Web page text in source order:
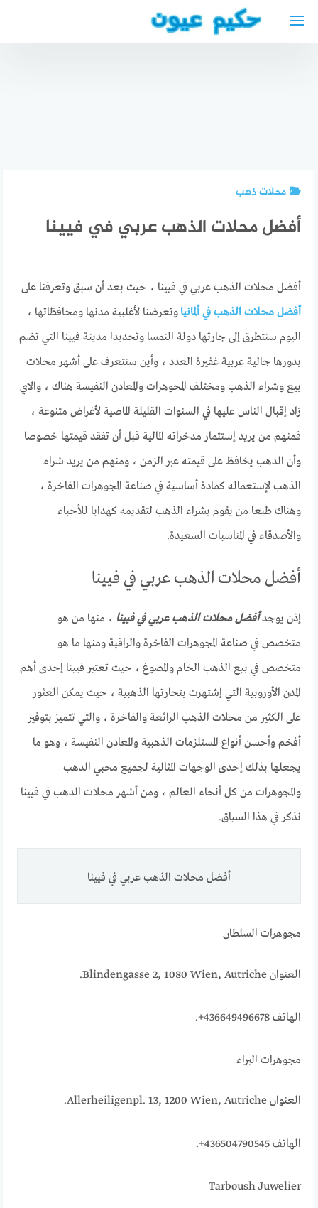
محلات ذهب
أفضل محلات الذهب عربي في فيينا
أفضل محلات الذهب عربي في فيينا ، حيث بعد أن سبق وتعرفنا على
أفضل محلات الذهب في ألمانياوتعرضنا لأغلبية مدنها ومحافظاتها ،
اليوم سنتطرق إلى جارتها دولة النمسا وتحديدا مدينة فيينا التي تضم
بدورها جالية عربية غفيرة العدد ، وأين سنتعرف على أشهر محلات
بيع وشراء الذهب ومختلف المجوهرات والمعادن النفيسة هناك ، والاي
زاد إقبال الناس عليها في السنوات القليلة الماضية لأغراض متنوعة ،
فمنهم من يريد إستثمار مدخراته المالية قبل أن تفقد قيمتها خصوصا
وأن الذهب يخافظ على قيمته عبر الزمن ، ومنهم من يريد شراء
الذهب لإستعماله كمادة أساسية في صناعة المجوهرات الفاخرة ،
وهناك طبعا من يقوم بشراء الذهب لتقديمه كهدايا للأحباء
والأصدقاء في المناسبات السعيدة.
أفضل محلات الذهب عربي في فيينا
إذن يوجدأفضل محلات الذهب عربي في فيينا ، منها من هو
متخصص في صناعة المجوهرات الفاخرة والراقية ومنها ما هو
متخصص في بيع الذهب الخام والمصوغ ، حيث تعتبر فيينا إحدى أهم
المدن الأوروبية التي إشتهرت بتجارتها الذهبية ، حيث يمكن العثور
على الكثير من محلات الذهب الرائعة والفاخرة ، والتي تتميز بتوفير
أفخم وأحسن أنواع المستلزمات الذهبية والمعادن النفيسة ، وهو ما
يجعلها بذلك إحدى الوجهات المثالية لجميع محبي الذهب
والمجوهرات من كل أنحاء العالم ، ومن أشهر محلات الذهب في فيينا
نذكر في هذا السياق.
أفضل محلات الذهب عربي في فيينا
مجوهرات السلطان
العنوان Blindengasse 2, 1080 Wien, Autriche.
الهاتف 436649496678+.
مجوهرات البراء
العنوان Allerheiligenpl. 13, 1200 Wien, Autriche.
الهاتف 436504790545+.
Tarboush Juwelier